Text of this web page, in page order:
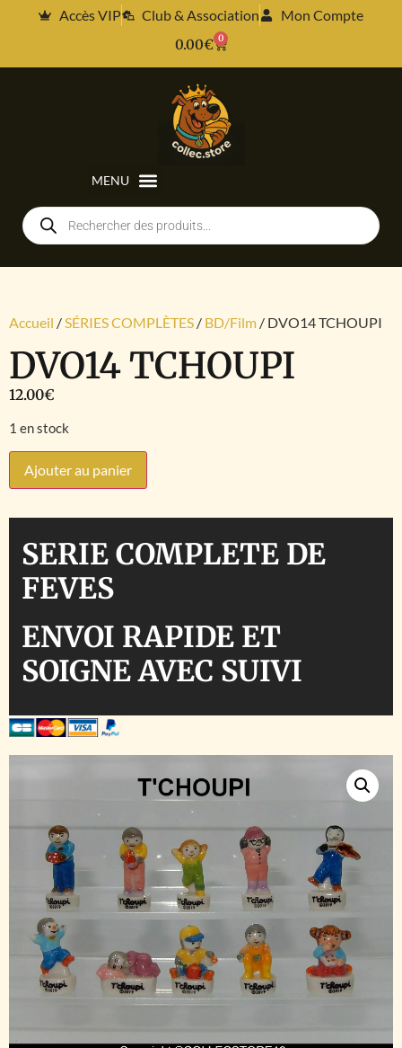
Accès VIP Club & Association
Mon Compte
0.00€ 0
Accueil /SÉRIES COMPLÈTES / BD/Film / DVO14 TCHOUPI
DVO14 TCHOUPI
12.00€
1 en stock
Ajouter au panier
SERIE COMPLETE DE
FEVES
ENVOI RAPIDE ET
SOIGNE AVEC SUIVI